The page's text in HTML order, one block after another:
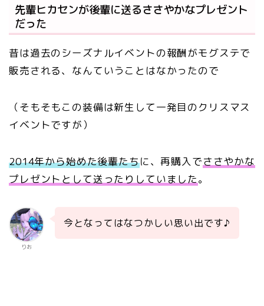
先輩ヒカセンが後輩に送るささやかなプレゼント
だった
昔は過去のシーズナルイベントの報酬がモグステで
販売される、なんていうことはなかったので
（そもそもこの装備は新生して一発目のクリスマス
イベントですが）
2014年から始めた後輩たちに、再購入でささやかな
プレゼントとして送ったりしていました。
りお
今となってはなつかしい思い出です♪